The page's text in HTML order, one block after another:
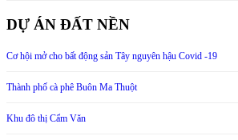
DỰ ÁN ĐẤT NỀN
Cơ hội mở cho bất động sản Tây nguyên hậu Covid -19
Thành phố cà phê Buôn Ma Thuột
Khu đô thị Cẩm Văn